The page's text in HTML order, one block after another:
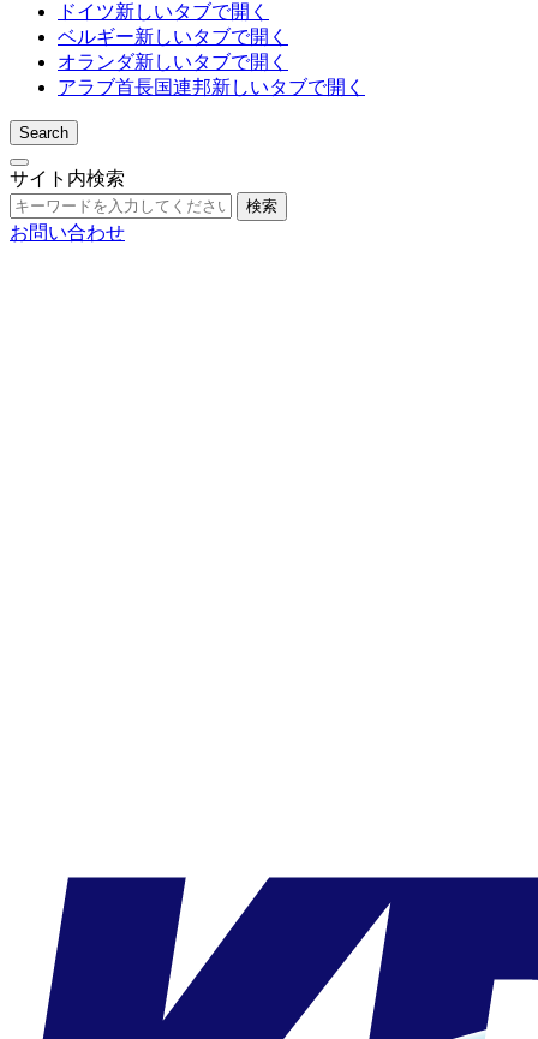
ドイツ新しいタブで開く
ベルギー新しいタブで開く
オランダ新しいタブで開く
アラブ首長国連邦新しいタブで開く
Search
サイト内検索
検索
お問い合わせ